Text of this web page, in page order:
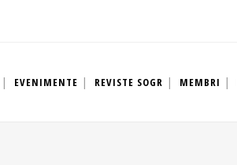
EVENIMENTE REVISTE SOGR MEMBRI